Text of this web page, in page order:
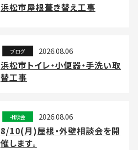
浜松市屋根葺き替え工事
ブログ 2026.08.06
浜松市トイレ・小便器・手洗い取
替工事
相談会 2026.08.06
8/10(月)屋根・外壁相談会を開
催します。